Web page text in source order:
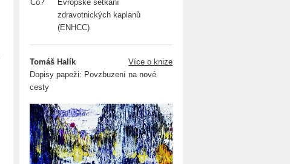
Co?
Evropské setkání
zdravotnických kaplanů
(ENHCC)
Tomáš Halík
Více o knize
Dopisy papeži: Povzbuzení na nové
cesty